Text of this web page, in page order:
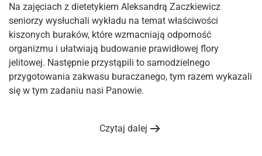
Na zajęciach z dietetykiem Aleksandrą Zaczkiewicz
seniorzy wysłuchali wykładu na temat właściwości
kiszonych buraków, które wzmacniają odporność
organizmu i ułatwiają budowanie prawidłowej flory
jelitowej. Następnie przystąpili to samodzielnego
przygotowania zakwasu buraczanego, tym razem wykazali
się w tym zadaniu nasi Panowie.
Czytaj dalej